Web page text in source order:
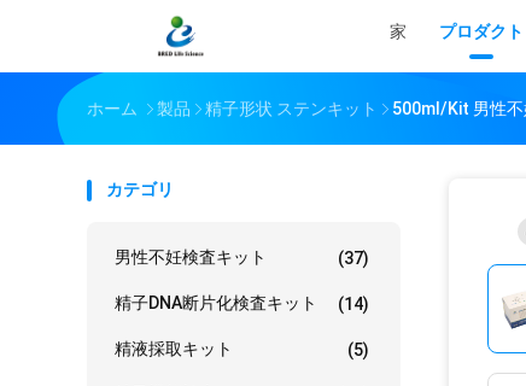
家 プロダクト
ホーム 製品 精子形状 ステンキット 500ml/Kit 男性不
カテゴリ
男性不妊検査キット (37)
精子DNA断片化検査キット (14)
精液採取キット (5)